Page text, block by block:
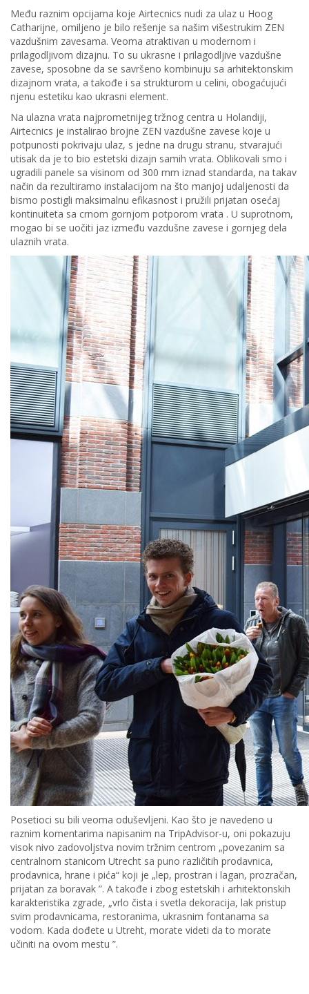
Među raznim opcijama koje Airtecnics nudi za ulaz u Hoog
Catharijne, omiljeno je bilo rešenje sa našim višestrukim ZEN
vazdušnim zavesama. Veoma atraktivan u modernom i
prilagodljivom dizajnu. To su ukrasne i prilagodljive vazdušne
zavese, sposobne da se savršeno kombinuju sa arhitektonskim
dizajnom vrata, a takođe i sa strukturom u celini, obogaćujući
njenu estetiku kao ukrasni element.
Na ulazna vrata najprometnijeg tržnog centra u Holandiji,
Airtecnics je instalirao brojne ZEN vazdušne zavese koje u
potpunosti pokrivaju ulaz, s jedne na drugu stranu, stvarajući
utisak da je to bio estetski dizajn samih vrata. Oblikovali smo i
ugradili panele sa visinom od 300 mm iznad standarda, na takav
način da rezultiramo instalacijom na što manjoj udaljenosti da
bismo postigli maksimalnu efikasnost i pružili prijatan osećaj
kontinuiteta sa crnom gornjom potporom vrata . U suprotnom,
mogao bi se uočiti jaz između vazdušne zavese i gornjeg dela
ulaznih vrata.
Posetioci su bili veoma oduševljeni. Kao što je navedeno u
raznim komentarima napisanim na TripAdvisor-u, oni pokazuju
visok nivo zadovoljstva novim tržnim centrom „povezanim sa
centralnom stanicom Utrecht sa puno različitih prodavnica,
prodavnica, hrane i pića“ koji je „lep, prostran i lagan, prozračan,
prijatan za boravak ”. A takođe i zbog estetskih i arhitektonskih
karakteristika zgrade, „vrlo čista i svetla dekoracija, lak pristup
svim prodavnicama, restoranima, ukrasnim fontanama sa
vodom. Kada dođete u Utreht, morate videti da to morate
učiniti na ovom mestu ”.